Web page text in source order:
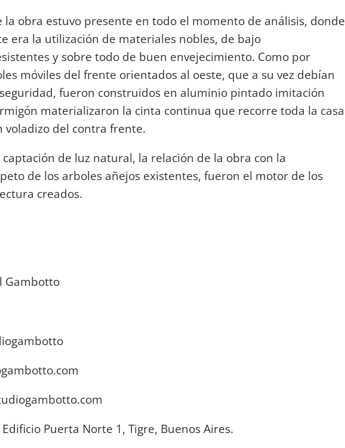
obra estuvo presente en todo el momento de análisis, donde
era la utilización de materiales nobles, de bajo
y sobre todo de buen envejecimiento. Como por
móviles del frente orientados al oeste, que a su vez debían
fueron construidos en aluminio pintado imitación
materializaron la cinta continua que recorre toda la casa
voladizo del contra frente.
de luz natural, la relación de la obra con la
de los arboles añejos existentes, fueron el motor de los
creados.
Gambotto
Puerta Norte 1, Tigre, Buenos Aires.